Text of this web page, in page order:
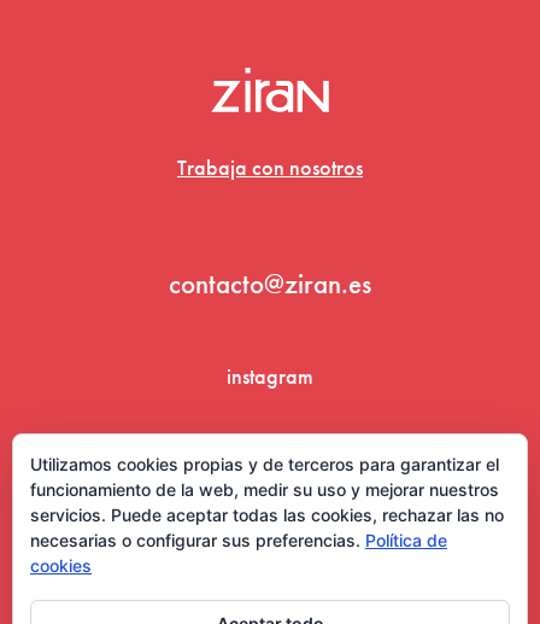
Trabaja con nosotros
contacto@ziran.es
instagram
Utilizamos cookies propias y de terceros para garantizar el
funcionamiento de la web, medir su uso y mejorar nuestros
servicios. Puede aceptar todas las cookies, rechazar las no
necesarias o configurar sus preferencias. Política de
cookies